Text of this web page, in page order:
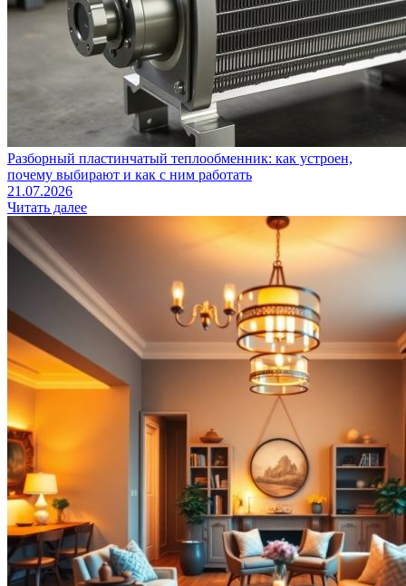
Разборный пластинчатый теплообменник: как устроен,
почему выбирают и как с ним работать
21.07.2026
Читать далее